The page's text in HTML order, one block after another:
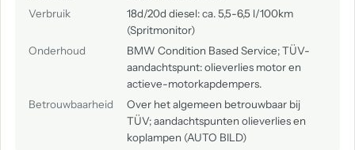
Verbruik
18d/20d diesel: ca. 5,5-6,5 l/100km
(Spritmonitor)
Onderhoud
BMW Condition Based Service; TÜV-
aandachtspunt: olieverlies motor en
actieve-motorkapdempers.
Betrouwbaarheid
Over het algemeen betrouwbaar bij
TÜV; aandachtspunten olieverlies en
koplampen (AUTO BILD)